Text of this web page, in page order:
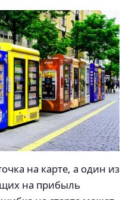
на карте, а один из
на прибыль